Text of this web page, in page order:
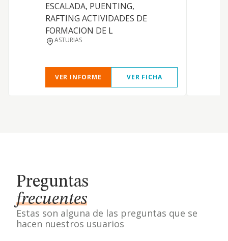
ESCALADA, PUENTING,
RAFTING ACTIVIDADES DE
FORMACION DE L
ASTURIAS
VER INFORME VER FICHA
Preguntas
frecuentes
Estas son alguna de las preguntas que se
hacen nuestros usuarios